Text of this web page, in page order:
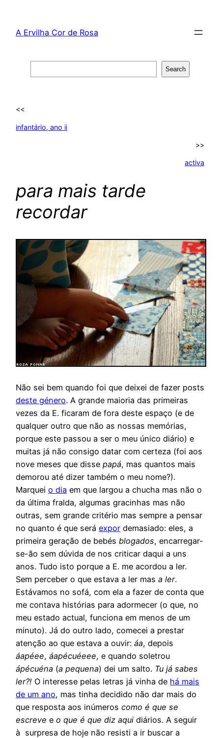
content
A Ervilha Cor de Rosa
Search
<<
infantário, ano ii
>>
activa
para mais tarde
recordar
Não sei bem quando foi que deixei de fazer posts
deste género. A grande maioria das primeiras
vezes da E. ficaram de fora deste espaço (e de
qualquer outro que não as nossas memórias,
porque este passou a ser o meu único diário) e
muitas já não consigo datar com certeza (foi aos
nove meses que disse papá, mas quantos mais
demorou até dizer também o meu nome?).
Marquei o dia em que largou a chucha mas não o
da última fralda, algumas gracinhas mas não
outras, sem grande critério mas sempre a pensar
no quanto é que será expor demasiado: eles, a
primeira geração de bebés blogados, encarregar-
se-ão sem dúvida de nos criticar daqui a uns
anos. Tudo isto porque a E. me acordou a ler.
Sem perceber o que estava a ler mas a ler.
Estávamos no sofá, com ela a fazer de conta que
me contava histórias para adormecer (o que, no
meu estado actual, funciona em menos de um
minuto). Já do outro lado, comecei a prestar
atenção ao que estava a ouvir: áa, depois
áapéee, áapécuéeee, e quando soletrou
ápécuéna (a pequena) dei um salto. Tu já sabes
ler?! O interesse pelas letras já vinha de há mais
de um ano, mas tinha decidido não dar mais do
que resposta aos inúmeros como é que se
escreve e o que é que diz aqui diários. A seguir
à surpresa de hoje não resisti a ir buscar a